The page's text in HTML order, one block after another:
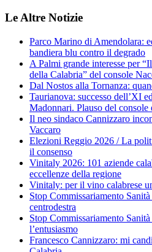
Le Altre Notizie
Parco Marino di Amendolara:
bandiera blu contro il degrado
A Palmi grande interesse per
della Calabria” del console
Dal Nostos alla Tornanza:
Taurianova: successo dell’XI
Madonnari. Plauso del
Il neo sindaco Cannizzaro
Vaccaro
Elezioni Reggio 2026 / La
il consenso
Vinitaly 2026: 101 aziende
eccellenze della regione
Vinitaly: per il vino calabrese
Stop Commissariamento
centrodestra
Stop Commissariamento
l’entusiasmo
Francesco Cannizzaro: mi